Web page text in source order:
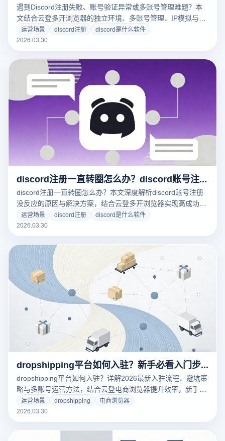
遇到Discord注册失败、账号验证异常或多账号管理难题？本
文结合云登多开浏览器的独立环境、多账号管理、IP模拟与操
作自动化功能，提供完整注册方案与稳定运营策略，助力用户
轻松创建多个Discord账号，规避封号风险，实现高效社群管
运营效率。
运营场景 discord注册
discord是什么软件
2026.03.30
discord注册一直转圈怎么办？discord账号注册没反应怎么处理？
discord注册一直转圈怎么办？本文深度解析discord账号注册
没反应的原因与解决方案，结合云登多开浏览器实现高成功率
注册与多账号管理，提升效率与安全性。
运营场景 discord注册
discord是什么软件
2026.03.30
dropshipping平台如何入驻？新手必看入门步骤与避坑全解析
dropshipping平台如何入驻？详解2026最新入驻流程、避坑策
略与多账号运营方法，结合云登电商浏览器提升效率，新手快
速上手跨境电商。
运营场景 dropshipping
电商浏览器
2026.03.30